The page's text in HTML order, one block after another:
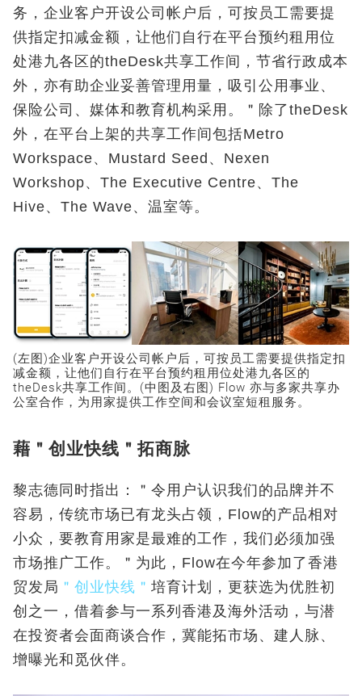
务，企业客户开设公司帐户后，可按员工需要提
供指定扣减金额，让他们自行在平台预约租用位
处港九各区的theDesk共享工作间，节省行政成本
外，亦有助企业妥善管理用量，吸引公用事业、
保险公司、媒体和教育机构采用。＂除了theDesk
外，在平台上架的共享工作间包括Metro
Workspace、Mustard Seed、Nexen
Workshop、The Executive Centre、The
Hive、The Wave、温室等。
(左图)企业客户开设公司帐户后，可按员工需要提供指定扣
减金额，让他们自行在平台预约租用位处港九各区的
theDesk共享工作间。(中图及右图) Flow 亦与多家共享办
公室合作，为用家提供工作空间和会议室短租服务。
藉＂创业快线＂拓商脉
黎志德同时指出：＂令用户认识我们的品牌并不
容易，传统市场已有龙头占领，Flow的产品相对
小众，要教育用家是最难的工作，我们必须加强
市场推广工作。＂为此，Flow在今年参加了香港
贸发局 ＂创业快线＂ 培育计划，更获选为优胜初
创之一，借着参与一系列香港及海外活动，与潜
在投资者会面商谈合作，冀能拓市场、建人脉、
增曝光和觅伙伴。